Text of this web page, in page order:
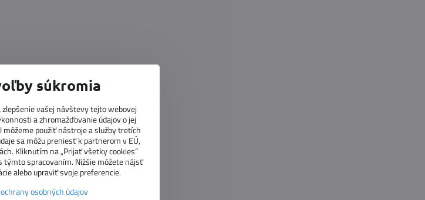
farbách.
súkromia
zlepšenie vašej návštevy tejto webovej
a zhromažďovanie údajov o jej
môžeme použiť nástroje a služby tretích
sa môžu preniesť k partnerom v EÚ,
Kliknutím na „Prijať všetky cookies“
týmto spracovaním. Nižšie môžete nájsť
alebo upraviť svoje preferencie.
osobných údajov